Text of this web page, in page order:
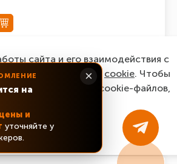
7798-70, 7805-70) полная резьба М8*16
Ед. изм. шт.
на
и
уточняйте у
×
сайта и его взаимодействия с
используем файлы cookie. Чтобы
использованием cookie-файлов,